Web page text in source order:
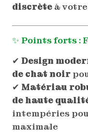
discrèteà votre
✨ Points forts :
✔ Design
de chat noir
✔ Matériau
de haute
intempéries
maximale